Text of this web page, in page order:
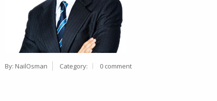
By: NailOsman Category: 0 comment